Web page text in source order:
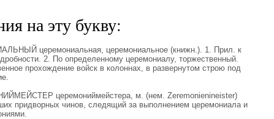
на эту букву:
церемониальная, церемониальное (книжн.). 1. Прил. к
2. По определенному церемониалу, торжественный.
прохождение войск в колоннах, в развернутом строю под
церемониймейстера, м. (нем. Zeremonienineister)
придворных чинов, следящий за выполнением церемониала и